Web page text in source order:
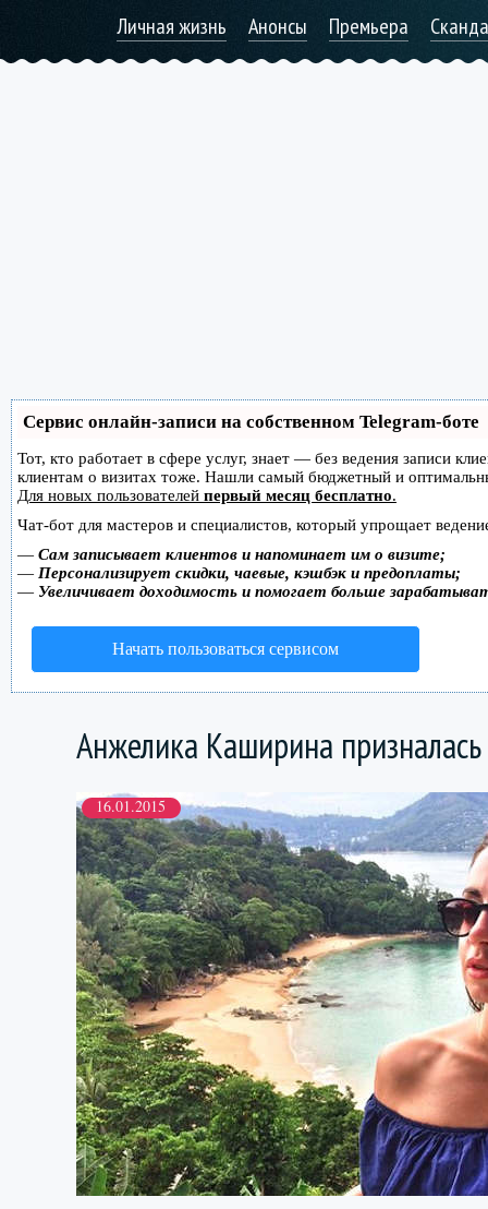
Личная жизнь Анонсы Премьера
Сервис онлайн-записи на собственном Telegram-боте
Тот, кто работает в сфере услуг, знает — без ведения записи
клиентам о визитах тоже. Нашли самый бюджетный и
Для новых пользователей первый месяц бесплатно.
Чат-бот для мастеров и специалистов, который упрощает
— Сам записывает клиентов и напоминает им о визите;
— Персонализирует скидки, чаевые, кэшбэк и предоплаты;
— Увеличивает доходимость и помогает больше
Начать пользоваться сервисом
Анжелика Каширина
16.01.2015